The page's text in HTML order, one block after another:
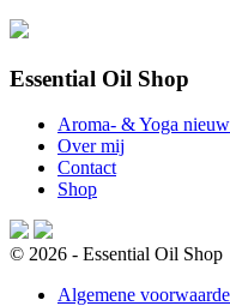
Essential Oil Shop
Aroma- & Yoga
Over mij
Contact
Shop
© 2026 - Essential Oil Shop
Algemene